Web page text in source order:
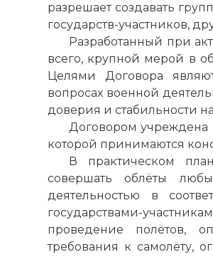
разрешает создавать
государств-участников,
Разработанный при
всего, крупной мерой в
Целями Договора
вопросах военной
доверия и стабильности
Договором учреждена
которой принимаются
В практическом
совершать облёты
деятельностью в
государствами-
проведение полётов,
требования к самолёту,